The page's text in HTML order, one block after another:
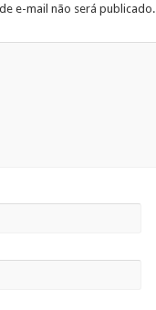
e-mail não será publicado.